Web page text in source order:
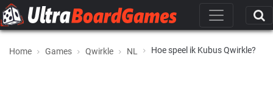
Home Games Qwirkle NL Hoe speel ik Kubus Qwirkle?